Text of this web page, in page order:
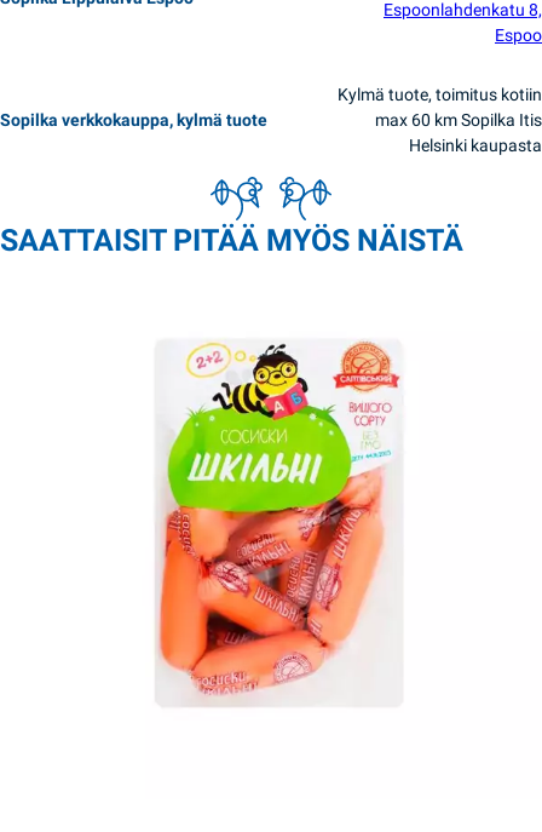
Espoonlahdenkatu 8,
Espoo
Sopilka verkkokauppa, kylmä tuote
Kylmä tuote, toimitus kotiin
max 60 km Sopilka Itis
Helsinki kaupasta
SAATTAISIT PITÄÄ MYÖS NÄISTÄ